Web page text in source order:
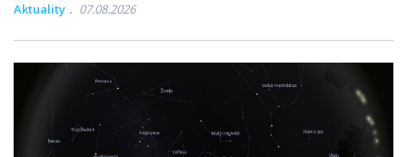
Aktuality 07.08.2026